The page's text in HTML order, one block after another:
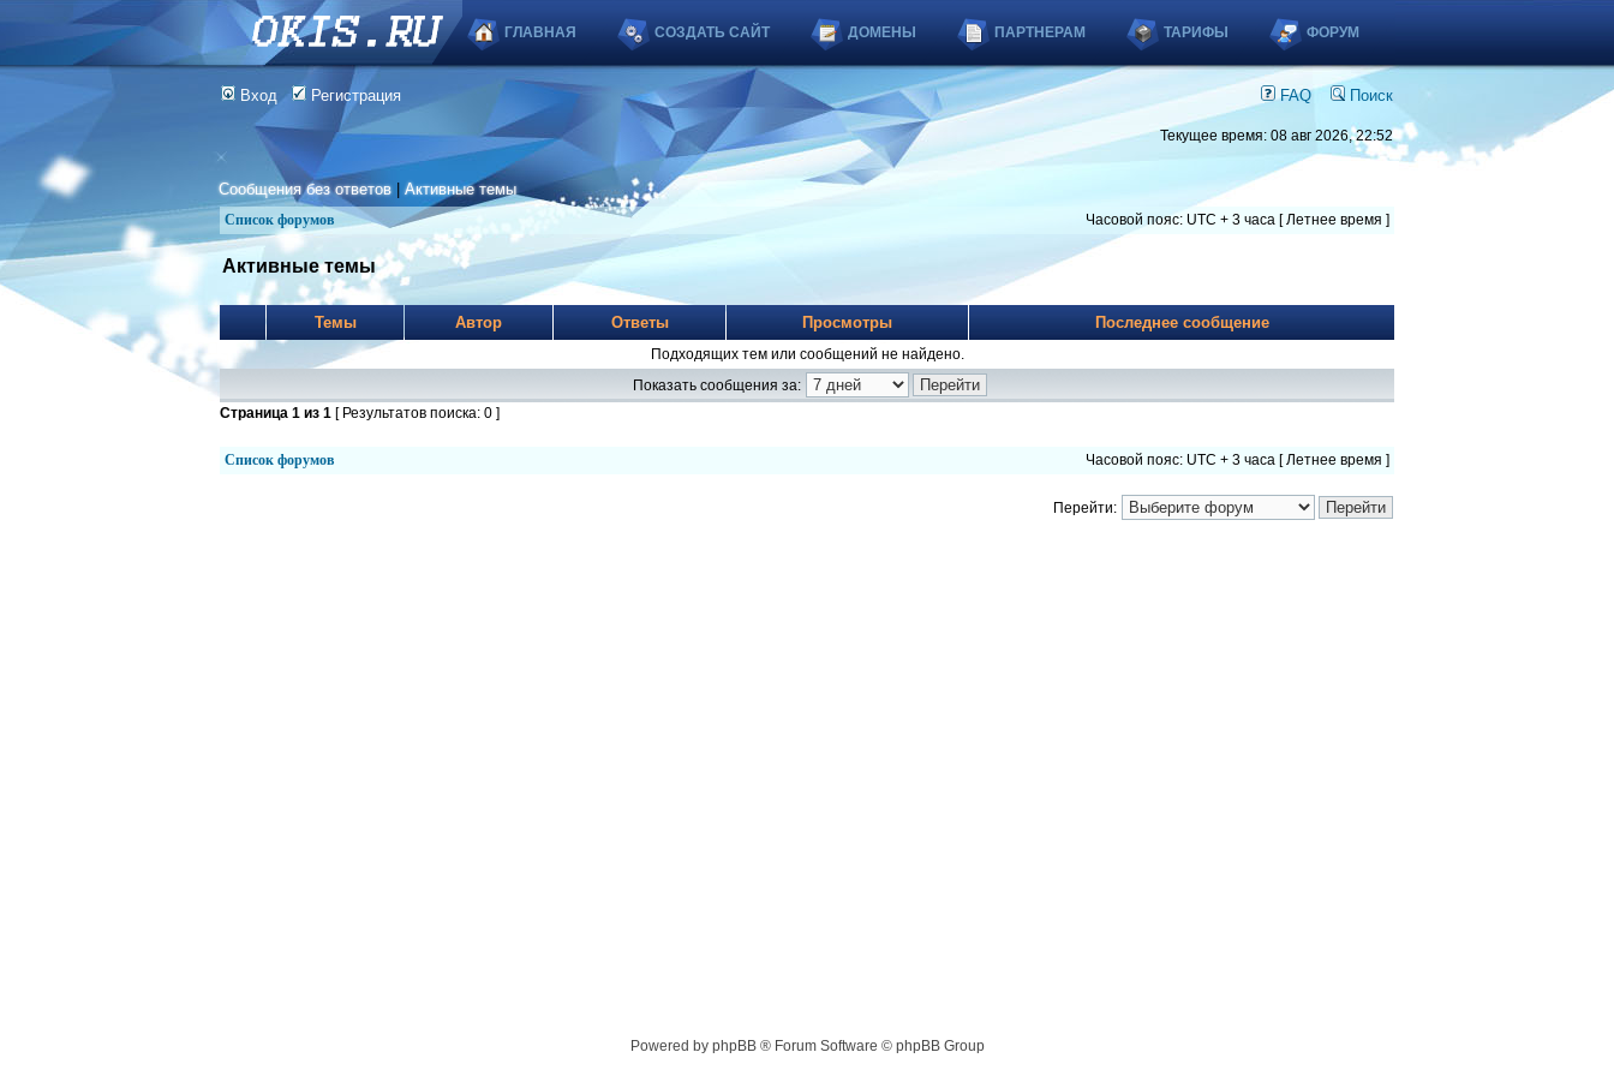
ГЛАВНАЯ СОЗДАТЬ САЙТ ДОМЕНЫ ПАРТНЕРАМ ТАРИФЫ ФОРУМ
Вход Регистрация FAQ Поиск
Текущее время: 08 авг 2026, 22:52
Сообщения без ответов |Активные темы
Список форумов Часовой пояс: UTC + 3 часа [ Летнее время ]
Активные темы
Темы Автор Ответы Просмотры Последнее сообщение
Подходящих тем или сообщений не найдено.
Показать сообщения за:
Страница 1 из 1 [ Результатов поиска: 0 ]
Список форумов Часовой пояс: UTC + 3 часа [ Летнее время ]
Перейти:
Powered by phpBB ® Forum Software © phpBB Group